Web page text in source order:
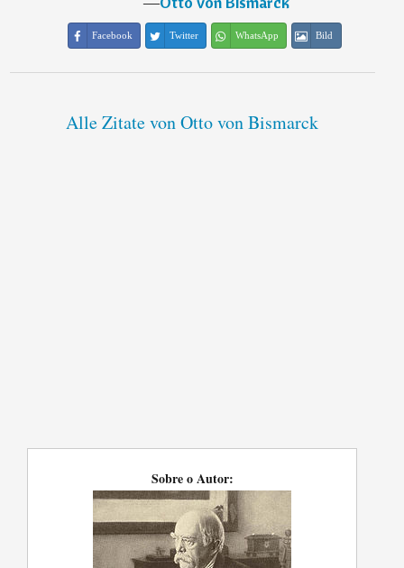
Facebook Twitter WhatsApp Bild
Alle Zitate von Otto von Bismarck
Sobre o Autor: